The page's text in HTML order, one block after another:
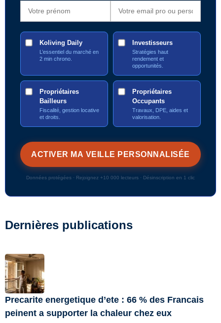
Koliving Daily
L’essentiel du marché en
2 min chrono.
Investisseurs
Stratégies haut
rendement et
opportunités.
Propriétaires
Bailleurs
Fiscalité, gestion locative
et droits.
Propriétaires
Occupants
Travaux, DPE, aides et
valorisation.
Données protégées · Rejoignez +10 000 lecteurs · Désinscription en 1 clic
Dernières publications
Precarite energetique d’ete : 66 % des Francais
peinent a supporter la chaleur chez eux